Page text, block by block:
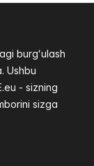
burgʻulash
Ushbu
- sizning
sizga